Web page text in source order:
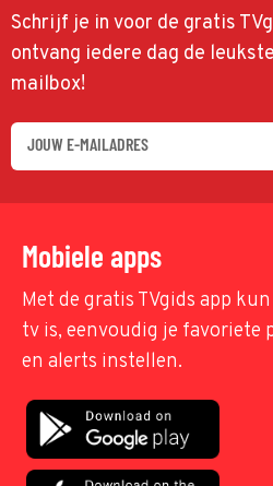
Schrijf je in voor de gratis
ontvang iedere dag de
mailbox!
Mobiele apps
Met de gratis TVgids app
tv is, eenvoudig je favoriete
en alerts instellen.